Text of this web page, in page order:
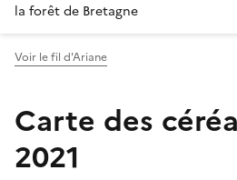
la forêt de Bretagne
Voir le fil d'Ariane
Carte des
2021